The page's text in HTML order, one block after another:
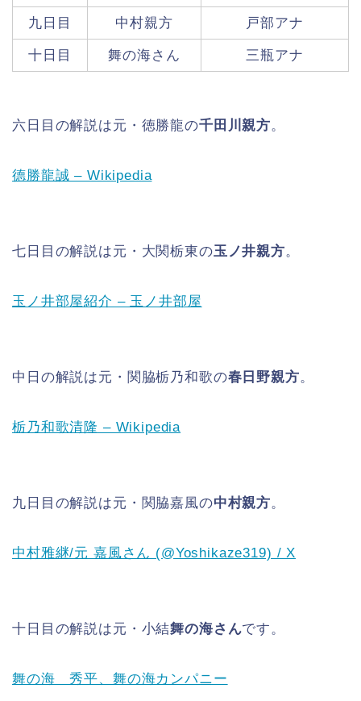
九日目 中村親方 戸部アナ
十日目 舞の海さん 三瓶アナ
六日目の解説は元・徳勝龍の千田川親方。
德勝龍誠 – Wikipedia
七日目の解説は元・大関栃東の玉ノ井親方。
玉ノ井部屋紹介 – 玉ノ井部屋
中日の解説は元・関脇栃乃和歌の春日野親方。
栃乃和歌清隆 – Wikipedia
九日目の解説は元・関脇嘉風の中村親方。
中村雅継/元 嘉風さん (@Yoshikaze319) / X
十日目の解説は元・小結舞の海さんです。
舞の海 秀平、舞の海カンパニー